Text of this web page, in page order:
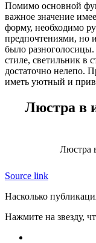
Помимо основной
важное значение
форму, необходимо
предпочтениями, но
было
стиле, светильник в
достаточно нелепо.
иметь уютный и
Люстра в
Люстра
Source link
Насколько
Нажмите на звезду,